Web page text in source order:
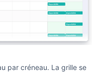
par créneau. La grille se